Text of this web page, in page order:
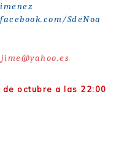
SdeNoa
de octubre a las 22:00